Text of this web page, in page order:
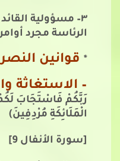
٣– مسؤولية
الرئاسة مجرد
* قوانين
– الاستغاثة
رَبَّكُمْ فَاسْتَجَابَ
الْمَلَائِكَةِ مُرْدِفِينَ)
[سورة اﻷنفال 9]